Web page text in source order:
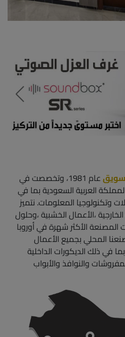
عام 1981، وتخصصت في
العربية السعودية بما في
وتكنولوجيا المعلومات. نتميز
،الأعمال الخشبية ،وحلول
المصنعة الأكثر شهرة في أوروبا
خميس مشيط
المدينة القصيم